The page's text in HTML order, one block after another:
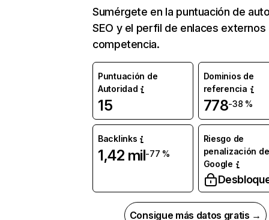
Sumérgete en la puntuación de
SEO y el perfil de enlaces externos
competencia.
Puntuación de
Autoridad
15
Dominios de
referencia
778-38 %
Backlinks
1,42 mil-77 %
Riesgo de
penalización de
Google
Consigue más datos gratis →